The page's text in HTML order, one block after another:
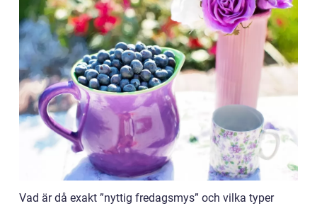
Vad är då exakt ”nyttig fredagsmys” och vilka typer